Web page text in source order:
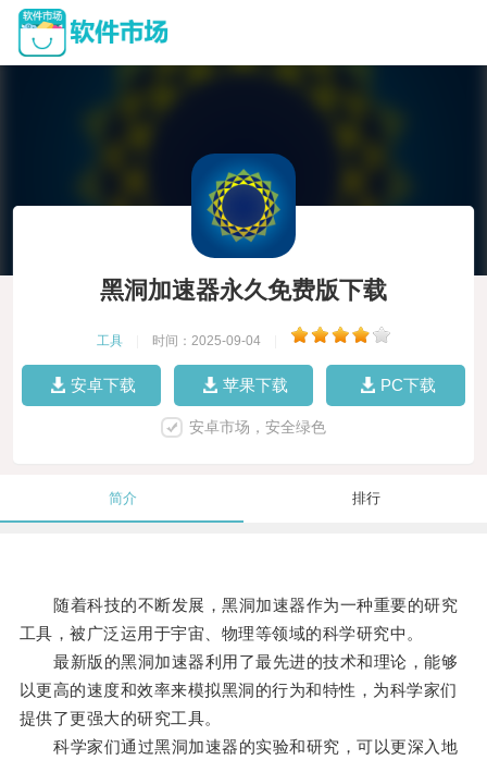
黑洞加速器永久免费版下载
工具 时间：2025-09-04
安卓下载 苹果下载 PC下载
安卓市场，安全绿色
简介 排行
随着科技的不断发展，黑洞加速器作为一种重要的研究
工具，被广泛运用于宇宙、物理等领域的科学研究中。
最新版的黑洞加速器利用了最先进的技术和理论，能够
以更高的速度和效率来模拟黑洞的行为和特性，为科学家们
提供了更强大的研究工具。
科学家们通过黑洞加速器的实验和研究，可以更深入地